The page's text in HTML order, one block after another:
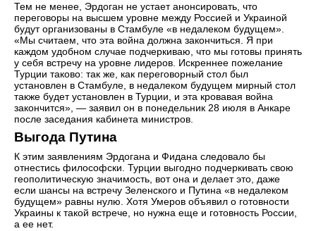
Тем не менее, Эрдоган не устает анонсировать, что
переговоры на высшем уровне между Россией и Украиной
будут организованы в Стамбуле «в недалеком будущем».
«Мы считаем, что эта война должна закончиться. Я при
каждом удобном случае подчеркиваю, что мы готовы принять
у себя встречу на уровне лидеров. Искреннее пожелание
Турции таково: так же, как переговорный стол был
установлен в Стамбуле, в недалеком будущем мирный стол
также будет установлен в Турции, и эта кровавая война
закончится», — заявил он в понедельник 28 июля в Анкаре
после заседания кабинета министров.
Выгода Путина
К этим заявлениям Эрдогана и Фидана следовало бы
отнестись философски. Турции выгодно подчеркивать свою
геополитическую значимость, вот она и делает это, даже
если шансы на встречу Зеленского и Путина «в недалеком
будущем» равны нулю. Хотя Умеров объявил о готовности
Украины к такой встрече, но нужна еще и готовность России,
а ее нет.